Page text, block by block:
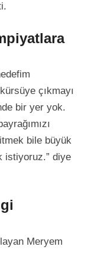
çıkmayı
bir yer yok.
bile büyük
istiyoruz.” diye
Meryem